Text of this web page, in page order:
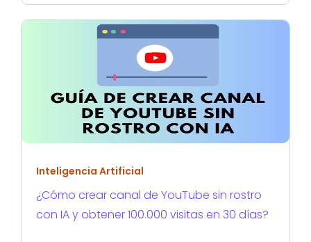
Inteligencia Artificial
¿Cómo crear canal de YouTube sin rostro
con IA y obtener 100.000 visitas en 30 días?